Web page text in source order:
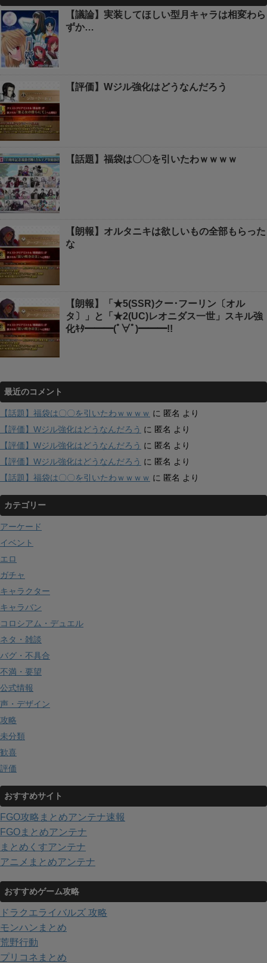
【議論】実装してほしい型月キャラは相変わら
ずか…
【評価】Wジル強化はどうなんだろう
【話題】福袋は〇〇を引いたわｗｗｗｗ
【朗報】オルタニキは欲しいもの全部もらった
な
【朗報】「★5(SSR)クー･フーリン〔オル
タ〕」と「★2(UC)レオニダス一世」スキル強
化ｷﾀ━━━(ﾟ∀ﾟ)━━━!!
最近のコメント
【話題】福袋は〇〇を引いたわｗｗｗｗ に 匿名 より
【評価】Wジル強化はどうなんだろう に 匿名 より
【評価】Wジル強化はどうなんだろう に 匿名 より
【評価】Wジル強化はどうなんだろう に 匿名 より
【話題】福袋は〇〇を引いたわｗｗｗｗ に 匿名 より
カテゴリー
アーケード
イベント
エロ
ガチャ
キャラクター
キャラバン
コロシアム・デュエル
ネタ・雑談
バグ・不具合
不満・要望
公式情報
声・デザイン
攻略
未分類
歓喜
評価
おすすめサイト
FGO攻略まとめアンテナ速報
FGOまとめアンテナ
まとめくすアンテナ
アニメまとめアンテナ
おすすめゲーム攻略
ドラクエライバルズ 攻略
モンハンまとめ
荒野行動
プリコネまとめ